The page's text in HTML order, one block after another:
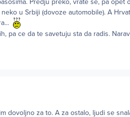
Predju preko, vrate se, pa opet
u Srbiji (dovoze automobile). A
pa ce da te savetuju sta da radis.
dovoljno za to. A za ostalo, ljudi se